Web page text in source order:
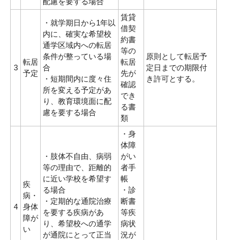
3
転居
予定
・就学期日から1年以
内に、確実な希望校
通学区域内への転居
条件が整っている場
合
・短期間内に度々住
所を変える予定があ
り、教育環境面に配
慮を要する場合
賃貸
借契
約書
等の
転居
先が
確認
でき
る書
類
原則として転居予
定日までの期限付
き許可とする。
4
疾
病・
身体
障が
い
・肢体不自由、病弱
等の理由で、距離的
に近い学校を希望す
る場合
・定期的な通院治療
を要する疾病があ
り、希望校への通学
が通院にとって正当
・身
体障
がい
者手
帳
・診
断書
等疾
病状
況が